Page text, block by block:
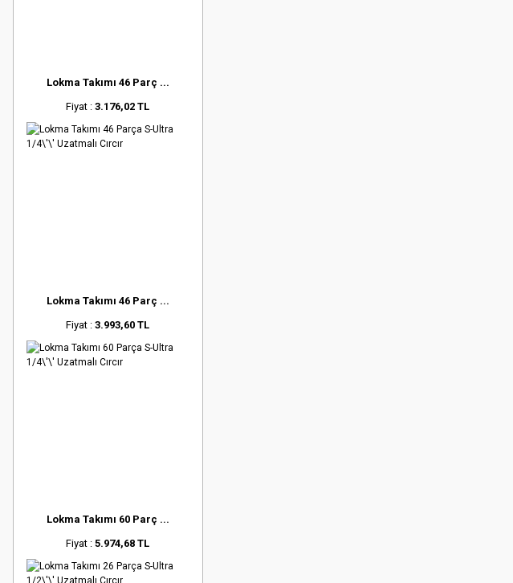
Lokma Takımı 46 Parç ...
Fiyat :3.176,02 TL
Lokma Takımı 46 Parç ...
Fiyat :3.993,60 TL
Lokma Takımı 60 Parç ...
Fiyat :5.974,68 TL